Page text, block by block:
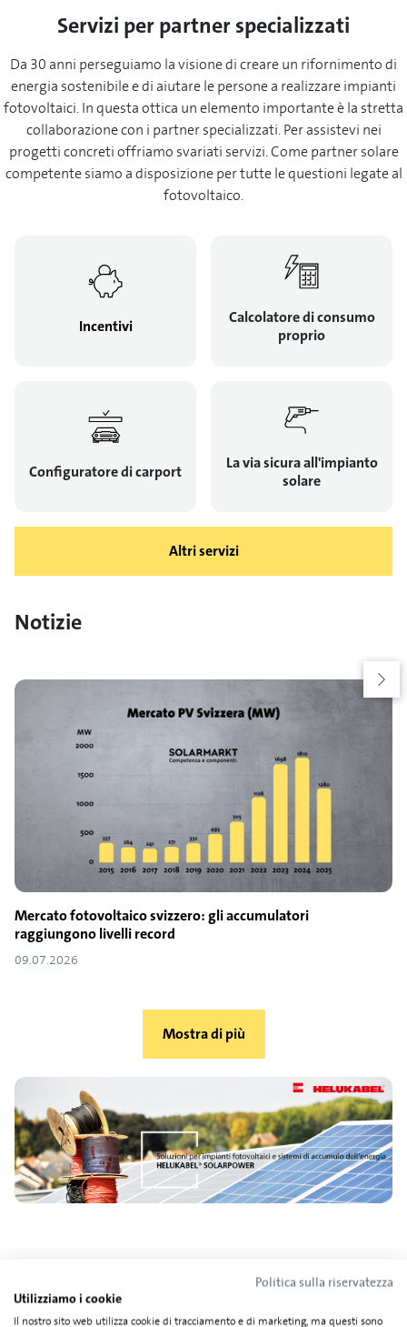
Servizi per partner specializzati
Da 30 anni perseguiamo la visione di creare un rifornimento di
energia sostenibile e di aiutare le persone a realizzare impianti
fotovoltaici. In questa ottica un elemento importante è la stretta
collaborazione con i partner specializzati. Per assistevi nei
progetti concreti offriamo svariati servizi. Come partner solare
competente siamo a disposizione per tutte le questioni legate al
fotovoltaico.
Incentivi
Calcolatore di consumo
proprio
Configuratore di carport
La via sicura all'impianto
solare
Altri servizi
Notizie
Mercato fotovoltaico svizzero: gli accumulatori
raggiungono livelli record
09.07.2026
Mostra di più
Politica sulla riservatezza
Utilizziamo i cookie
Il nostro sito web utilizza cookie di tracciamento e di marketing, ma questi sono